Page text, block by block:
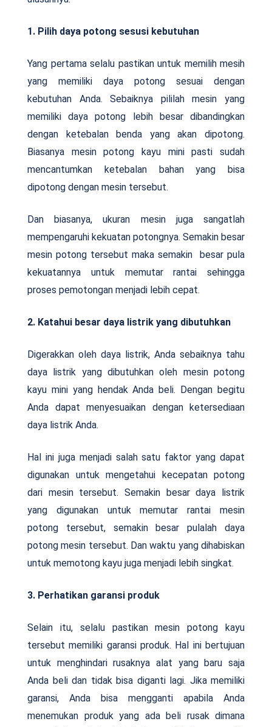
1. Pilih daya potong sesusi kebutuhan
Yang pertama selalu pastikan untuk memilih mesih
yang memiliki daya potong sesuai dengan
kebutuhan Anda. Sebaiknya pililah mesin yang
memiliki daya potong lebih besar dibandingkan
dengan ketebalan benda yang akan dipotong.
Biasanya mesin potong kayu mini pasti sudah
mencantumkan ketebalan bahan yang bisa
dipotong dengan mesin tersebut.
Dan biasanya, ukuran mesin juga sangatlah
mempengaruhi kekuatan potongnya. Semakin besar
mesin potong tersebut maka semakin besar pula
kekuatannya untuk memutar rantai sehingga
proses pemotongan menjadi lebih cepat.
2. Katahui besar daya listrik yang dibutuhkan
Digerakkan oleh daya listrik, Anda sebaiknya tahu
daya listrik yang dibutuhkan oleh mesin potong
kayu mini yang hendak Anda beli. Dengan begitu
Anda dapat menyesuaikan dengan ketersediaan
daya listrik Anda.
Hal ini juga menjadi salah satu faktor yang dapat
digunakan untuk mengetahui kecepatan potong
dari mesin tersebut. Semakin besar daya listrik
yang digunakan untuk memutar rantai mesin
potong tersebut, semakin besar pulalah daya
potong mesin tersebut. Dan waktu yang dihabiskan
untuk memotong kayu juga menjadi lebih singkat.
3. Perhatikan garansi produk
Selain itu, selalu pastikan mesin potong kayu
tersebut memiliki garansi produk. Hal ini bertujuan
untuk menghindari rusaknya alat yang baru saja
Anda beli dan tidak bisa diganti lagi. Jika memiliki
garansi, Anda bisa mengganti apabila Anda
menemukan produk yang ada beli rusak dimana